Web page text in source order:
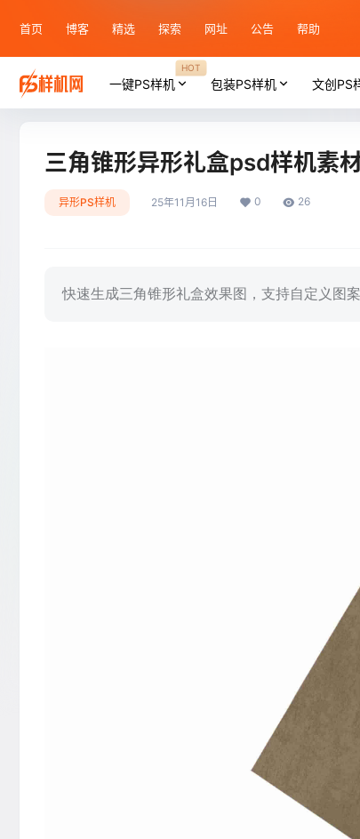
首页 博客 精选 探索 网址 公告 帮助
一键PS样机
HOT
包装PS样机 文创PS
三角锥形异形礼盒psd样机素
异形PS样机 25年11月16日 0 26
快速生成三角锥形礼盒效果图，支持自定义图